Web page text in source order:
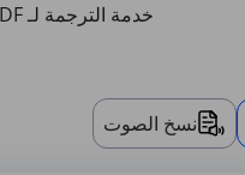
خدمة الترجمة لـ PDF, اللغة الكردية إلى العربية. بدون تسجيل، فقط قم بالتحميل.
نسخ الصوت